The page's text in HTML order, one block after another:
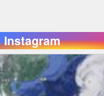
Instagram